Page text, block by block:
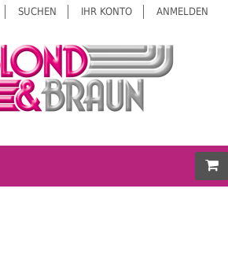
SUCHEN IHR KONTO ANMELDEN